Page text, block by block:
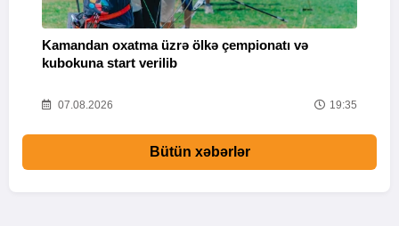
Kamandan oxatma üzrə ölkə çempionatı və
kubokuna start verilib
07.08.2026 19:35
Bütün xəbərlər